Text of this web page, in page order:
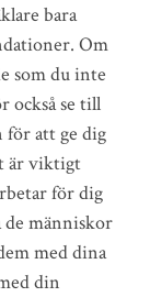
bara
Om
som du inte
också se till
för att ge dig
är viktigt
för dig
de människor
med dina
din